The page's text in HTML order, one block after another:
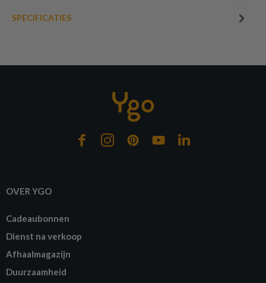
SPECIFICATIES
OVER YGO
Cadeaubonnen
Dienst na verkoop
Afhaalmagazijn
Duurzaamheid